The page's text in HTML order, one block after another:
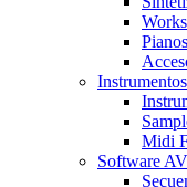
Midi
Software AV